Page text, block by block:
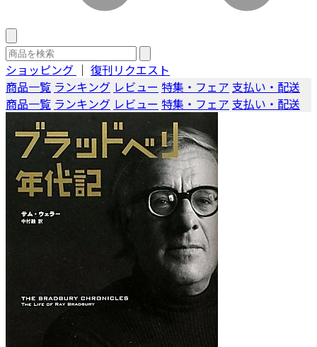
ショッピング ｜ 復刊リクエスト
商品一覧 ランキング レビュー 特集・フェア 支払い・配送
商品一覧 ランキング レビュー 特集・フェア 支払い・配送